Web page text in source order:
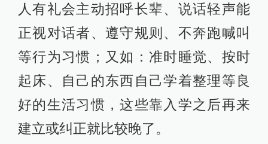
人有礼会主动招呼长辈、说话轻声能
正视对话者、遵守规则、不奔跑喊叫
等行为习惯；又如：准时睡觉、按时
起床、自己的东西自己学着整理等良
好的生活习惯，这些靠入学之后再来
建立或纠正就比较晚了。